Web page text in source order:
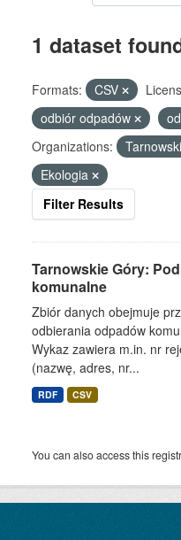
1 dataset
Formats: CSV
odbiór odpadów
Organizations:
Ekologia
Filter Results
Tarnowskie Góry:
komunalne
Zbiór danych obejmuje
odbierania odpadów
Wykaz zawiera m.in. nr
(nazwę, adres, nr...
RDF CSV
You can also access this